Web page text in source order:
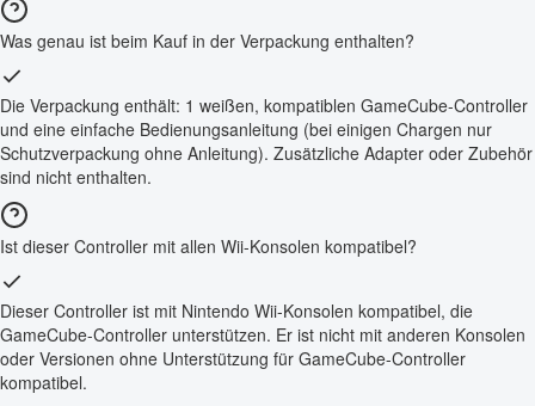
Was genau ist beim Kauf in der Verpackung enthalten?
Die Verpackung enthält: 1 weißen, kompatiblen GameCube-Controller
und eine einfache Bedienungsanleitung (bei einigen Chargen nur
Schutzverpackung ohne Anleitung). Zusätzliche Adapter oder Zubehör
sind nicht enthalten.
Ist dieser Controller mit allen Wii-Konsolen kompatibel?
Dieser Controller ist mit Nintendo Wii-Konsolen kompatibel, die
GameCube-Controller unterstützen. Er ist nicht mit anderen Konsolen
oder Versionen ohne Unterstützung für GameCube-Controller
kompatibel.